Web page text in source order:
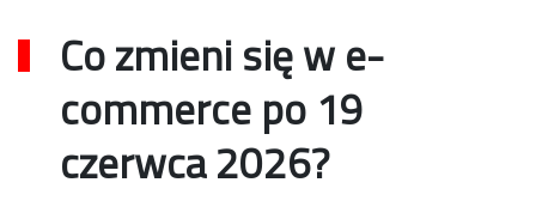
Co zmieni się w e-
commerce po 19
czerwca 2026?